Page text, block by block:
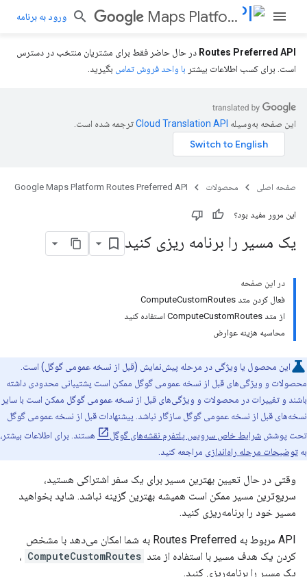
Maps Platform Routes Preferred API ورود به برنامه
Routes Preferred API در حال حاضر فقط برای مشتریان منتخب در دسترس
است. برای کسب اطلاعات بیشتر با واحد فروش تماس بگیرید.
این صفحه به‌وسیله ترجمه شده است.
صفحه اصلی محصولات Google Maps Platform Routes Preferred API
این مرور مفید بود؟
یک مسیر را برنامه ریزی کنید
در این صفحه
فعال کردن متد ComputeCustomRoutes
از متد ComputeCustomRoutes استفاده کنید
محاسبه هزینه عوارض
این محصول یا ویژگی در مرحله پیش‌نمایش (قبل از نسخه عمومی گوگل) است.
محصولات و ویژگی‌های قبل از نسخه عمومی گوگل ممکن است پشتیبانی محدودی داشته
باشند و تغییرات در محصولات و ویژگی‌های قبل از نسخه عمومی گوگل ممکن است با سایر
نسخه‌های قبل از نسخه عمومی گوگل سازگار نباشد. پیشنهادات قبل از نسخه عمومی گوگل
تحت پوشش شرایط خاص سرویس پلتفرم نقشه‌های گوگل
هستند. برای اطلاعات بیشتر،
به توضیحات مرحله راه‌اندازی مراجعه کنید.
وقتی در حال تعیین بهترین مسیر برای یک سفر اشتراکی هستید،
سریع‌ترین مسیر ممکن است همیشه بهترین گزینه نباشد. شاید بخواهید
مسیر خود را برنامه‌ریزی کنید.
API مربوط به Routes Preferred به شما امکان می‌دهد با مشخص
کردن یک هدف مسیر با استفاده از متد ComputeCustomRoutes ،
یک مسیر را برنامه‌ریزی کنید.